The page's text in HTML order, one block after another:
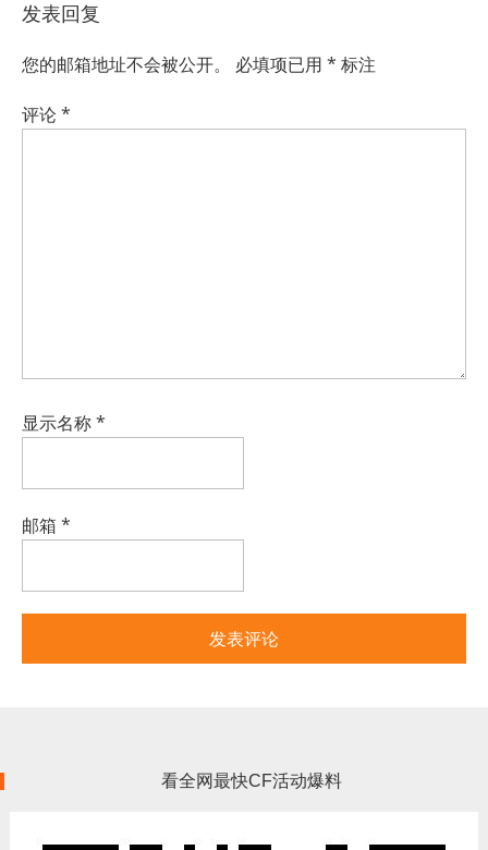
发表回复
您的邮箱地址不会被公开。 必填项已用 * 标注
评论*
显示名称*
邮箱 *
看全网最快CF活动爆料